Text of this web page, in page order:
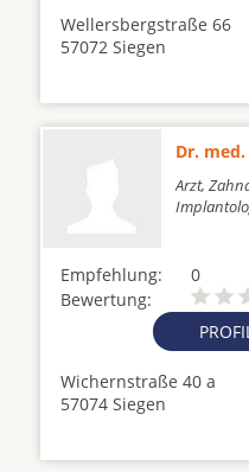
Wellersbergstraße 66
57072 Siegen
Dr.
Arzt,
Empfehlung:
0
Bewertung:
Wichernstraße 40 a
57074 Siegen